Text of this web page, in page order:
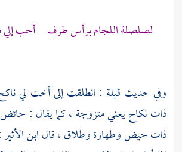
لصلصلة اللجام برأس طرف أحب إلي
وفي حديث قيلة : انطلقت إلى أخت لي
ذات نكاح يعني متزوجة ، كما يقال :
ذات حيض وطهارة وطلاق ، قالابن الأثير